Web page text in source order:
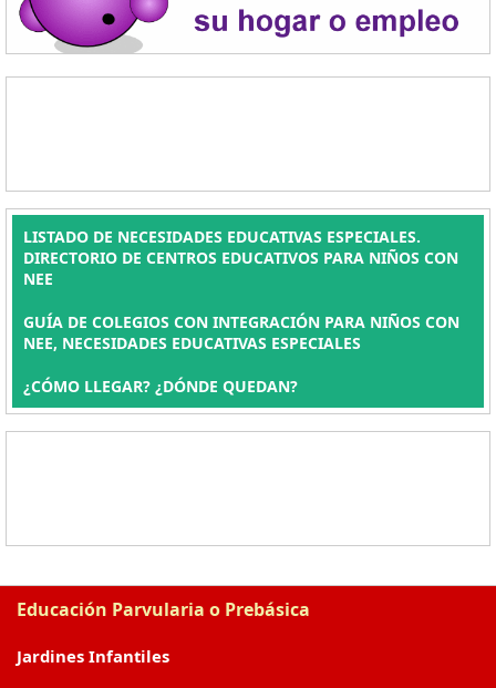
LISTADO DE NECESIDADES EDUCATIVAS ESPECIALES.
DIRECTORIO DE CENTROS EDUCATIVOS PARA NIÑOS CON
NEE
GUÍA DE COLEGIOS CON INTEGRACIÓN PARA NIÑOS CON
NEE, NECESIDADES EDUCATIVAS ESPECIALES
¿CÓMO LLEGAR? ¿DÓNDE QUEDAN?
Educación Parvularia o Prebásica
Jardines Infantiles